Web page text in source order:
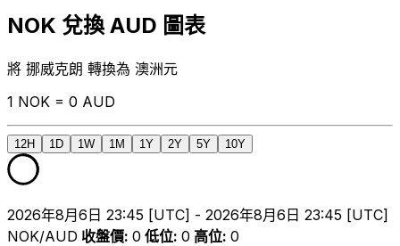
NOK 兌換 AUD 圖表
將 挪威克朗 轉換為 澳洲元
1 NOK = 0 AUD
12H 1D 1W 1M 1Y 2Y 5Y 10Y
2026年8月6日 23:45 [UTC] - 2026年8月6日 23:45 [UTC]
NOK/AUD 收盤價: 0 低位: 0 高位: 0